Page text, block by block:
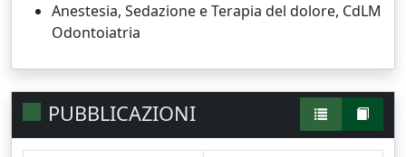
Anestesia, Sedazione e Terapia del dolore, CdLM
Odontoiatria
PUBBLICAZIONI